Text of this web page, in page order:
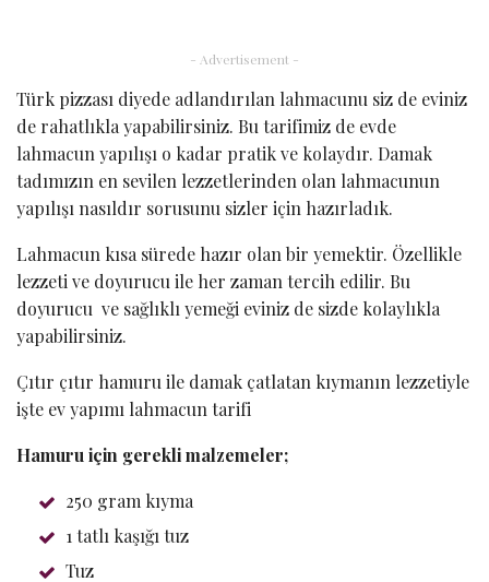
- Advertisement -
Türk pizzası diyede adlandırılan lahmacunu siz de eviniz
de rahatlıkla yapabilirsiniz. Bu tarifimiz de evde
lahmacun yapılışı o kadar pratik ve kolaydır. Damak
tadımızın en sevilen lezzetlerinden olan lahmacunun
yapılışı nasıldır sorusunu sizler için hazırladık.
Lahmacun kısa sürede hazır olan bir yemektir. Özellikle
lezzeti ve doyurucu ile her zaman tercih edilir. Bu
doyurucu ve sağlıklı yemeği eviniz de sizde kolaylıkla
yapabilirsiniz.
Çıtır çıtır hamuru ile damak çatlatan kıymanın lezzetiyle
işte ev yapımı lahmacun tarifi
Hamuru için gerekli malzemeler;
250 gram kıyma
1 tatlı kaşığı tuz
Tuz